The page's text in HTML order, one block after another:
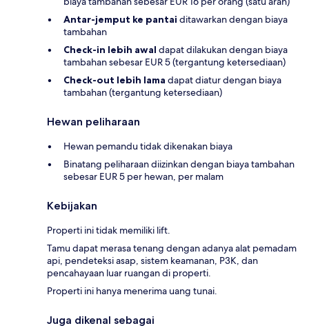
Antar-jemput ke pantai ditawarkan dengan biaya
tambahan
Check-in lebih awal dapat dilakukan dengan biaya
tambahan sebesar EUR 5 (tergantung ketersediaan)
Check-out lebih lama dapat diatur dengan biaya
tambahan (tergantung ketersediaan)
Hewan peliharaan
Hewan pemandu tidak dikenakan biaya
Binatang peliharaan diizinkan dengan biaya tambahan
sebesar EUR 5 per hewan, per malam
Kebijakan
Properti ini tidak memiliki lift.
Tamu dapat merasa tenang dengan adanya alat pemadam
api, pendeteksi asap, sistem keamanan, P3K, dan
pencahayaan luar ruangan di properti.
Properti ini hanya menerima uang tunai.
Juga dikenal sebagai